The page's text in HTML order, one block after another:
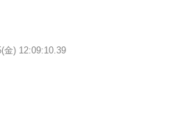
金) 12:09:10.39